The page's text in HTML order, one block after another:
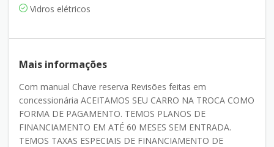
Vidros elétricos
Mais informações
Com manual Chave reserva Revisões feitas em
concessionária ACEITAMOS SEU CARRO NA TROCA COMO
FORMA DE PAGAMENTO. TEMOS PLANOS DE
FINANCIAMENTO EM ATÉ 60 MESES SEM ENTRADA.
TEMOS TAXAS ESPECIAIS DE FINANCIAMENTO DE